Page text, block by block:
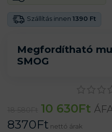
Megfordítható
SMOG
Szállítás innen 1390 Ft
10 630Ft
8370Ft nettó árak